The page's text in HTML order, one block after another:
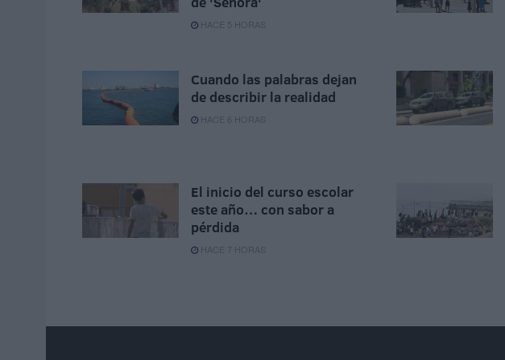
HACE 5 HORAS
Cuando las palabras dejan
de describir la realidad
HACE 6 HORAS
El inicio del curso escolar
este año… con sabor a
pérdida
HACE 7 HORAS